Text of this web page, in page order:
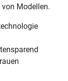
Modellen.